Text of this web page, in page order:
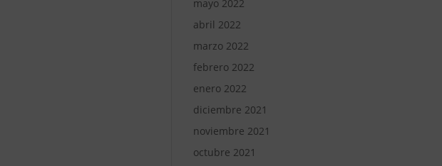
mayo 2022
abril 2022
marzo 2022
febrero 2022
enero 2022
diciembre 2021
noviembre 2021
octubre 2021